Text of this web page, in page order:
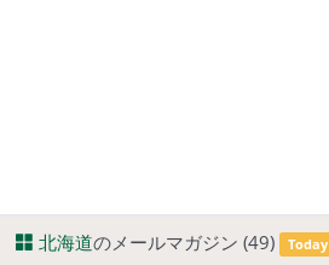
北海道のメールマガジン (49) Today